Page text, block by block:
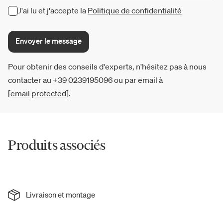
J'ai lu et j'accepte la Politique de confidentialité
Envoyer le message
Pour obtenir des conseils d'experts, n'hésitez pas à nous
contacter au +39 0239195096 ou par email à
[email protected].
Produits associés
Livraison et montage